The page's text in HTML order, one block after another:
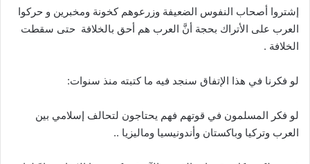
إشتروا أصحاب النفوس الضعيفة وزرعوهم كخونة ومخبرين و حركوا
العرب على الأتراك بحجة أنَّ العرب هم أحق بالخلافة حتى سقطت
الخلافة .
لو فكرنا في هذا الإتفاق سنجد فيه ما كتبته منذ سنوات:
لو فكر المسلمون في قوتهم فهم يحتاجون لتحالف إسلامي بين
العرب وتركيا وباكستان وأندونيسيا وماليزيا ..